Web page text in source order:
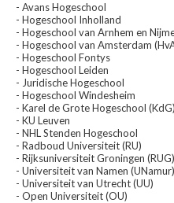
- Avans Hogeschool
- Hogeschool Inholland
- Hogeschool van Arnhem en
- Hogeschool van Amsterdam
- Hogeschool Fontys
- Hogeschool Leiden
- Juridische Hogeschool
- Hogeschool Windesheim
- Karel de Grote Hogeschool (KdG)
- KU Leuven
- NHL Stenden Hogeschool
- Radboud Universiteit (RU)
- Rijksuniversiteit Groningen (RUG)
- Universiteit van Namen (UNamur)
- Universiteit van Utrecht (UU)
- Open Universiteit (OU)